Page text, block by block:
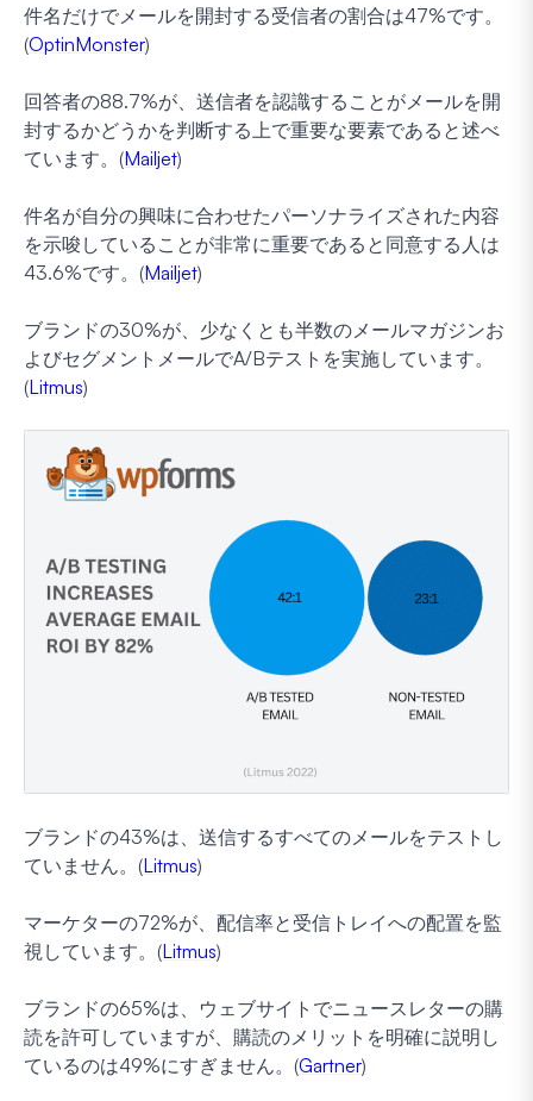
件名だけでメールを開封する受信者の割合は47%です。
(OptinMonster)
回答者の88.7%が、送信者を認識することがメールを開
封するかどうかを判断する上で重要な要素であると述べ
ています。(Mailjet)
件名が自分の興味に合わせたパーソナライズされた内容
を示唆していることが非常に重要であると同意する人は
43.6%です。(Mailjet)
ブランドの30%が、少なくとも半数のメールマガジンお
よびセグメントメールでA/Bテストを実施しています。
(Litmus)
ブランドの43%は、送信するすべてのメールをテストし
ていません。(Litmus)
マーケターの72%が、配信率と受信トレイへの配置を監
視しています。(Litmus)
ブランドの65%は、ウェブサイトでニュースレターの購
読を許可していますが、購読のメリットを明確に説明し
ているのは49%にすぎません。(Gartner)